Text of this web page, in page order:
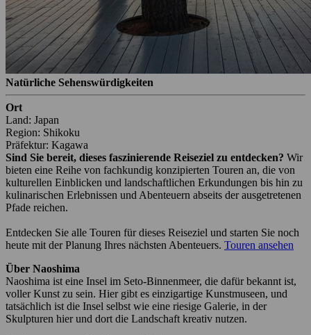
Natürliche Sehenswürdigkeiten
Ort
Land: Japan
Region: Shikoku
Präfektur: Kagawa
Sind Sie bereit, dieses faszinierende Reiseziel zu entdecken? Wir
bieten eine Reihe von fachkundig konzipierten Touren an, die von
kulturellen Einblicken und landschaftlichen Erkundungen bis hin zu
kulinarischen Erlebnissen und Abenteuern abseits der ausgetretenen
Pfade reichen.
Entdecken Sie alle Touren für dieses Reiseziel und starten Sie noch
heute mit der Planung Ihres nächsten Abenteuers. Touren ansehen
Über Naoshima
Naoshima ist eine Insel im Seto-Binnenmeer, die dafür bekannt ist,
voller Kunst zu sein. Hier gibt es einzigartige Kunstmuseen, und
tatsächlich ist die Insel selbst wie eine riesige Galerie, in der
Skulpturen hier und dort die Landschaft kreativ nutzen.